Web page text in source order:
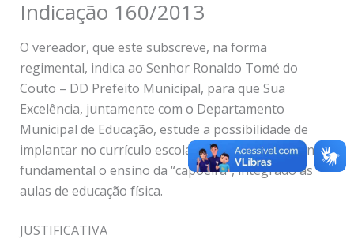
Indicação 160/2013
O vereador, que este subscreve, na forma
regimental, indica ao Senhor Ronaldo Tomé do
Couto – DD Prefeito Municipal, para que Sua
Excelência, juntamente com o Departamento
Municipal de Educação, estude a possibilidade de
implantar no currículo escolar do 5º ano do segundo
fundamental o ensino da “capoeira”, integrado às
aulas de educação física.
JUSTIFICATIVA